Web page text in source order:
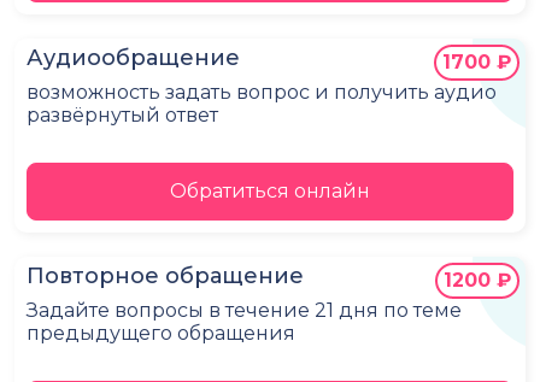
Аудиообращение
возможность задать вопрос и получить аудио
развёрнутый ответ
1700 ₽
Обратиться онлайн
Повторное обращение
Задайте вопросы в течение 21 дня по теме
предыдущего обращения
1200 ₽